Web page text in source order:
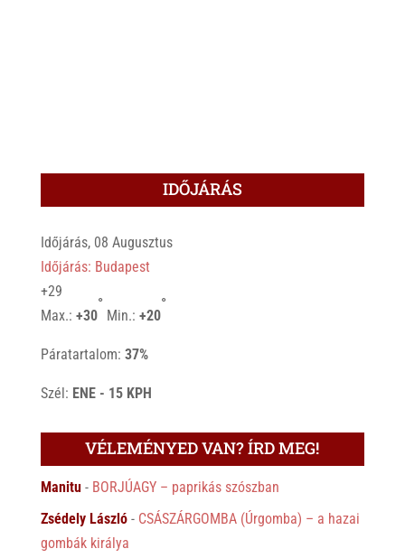
IDŐJÁRÁS
Időjárás, 08 Augusztus
Időjárás: Budapest
+29
Max.: +30
°
Min.: +20
°
Páratartalom: 37%
Szél: ENE - 15 KPH
VÉLEMÉNYED VAN? ÍRD MEG!
Manitu- BORJÚAGY – paprikás szószban
Zsédely László- CSÁSZÁRGOMBA (Úrgomba) – a hazai
gombák királya